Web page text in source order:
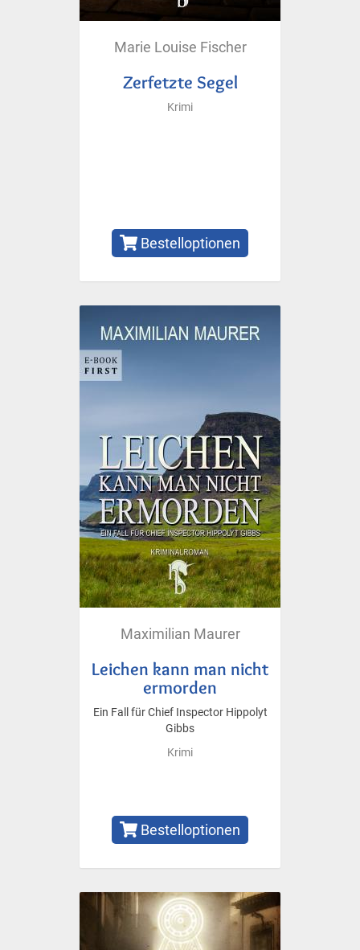
Marie Louise Fischer
Zerfetzte Segel
Krimi
Bestelloptionen
Maximilian Maurer
Leichen kann man nicht
ermorden
Ein Fall für Chief Inspector Hippolyt
Gibbs
Krimi
Bestelloptionen